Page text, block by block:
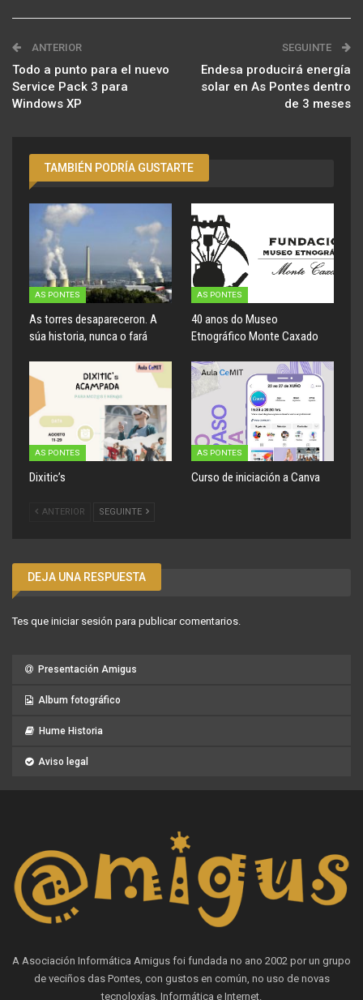
ANTERIOR
Todo a punto para el nuevo
Service Pack 3 para
Windows XP
SEGUINTE
Endesa producirá energía
solar en As Pontes dentro
de 3 meses
TAMBIÉN PODRÍA GUSTARTE
AS PONTES
As torres desapareceron. A
súa historia, nunca o fará
AS PONTES
40 anos do Museo
Etnográfico Monte Caxado
AS PONTES
Dixitic’s
AS PONTES
Curso de iniciación a Canva
ANTERIOR SEGUINTE
DEJA UNA RESPUESTA
Tes que iniciar sesión para publicar comentarios.
Presentación Amigus
Album fotográfico
Hume Historia
Aviso legal
A Asociación Informática Amigus foi fundada no ano 2002 por un grupo
de veciños das Pontes, con gustos en común, no uso de novas
tecnoloxías, Informática e Internet.